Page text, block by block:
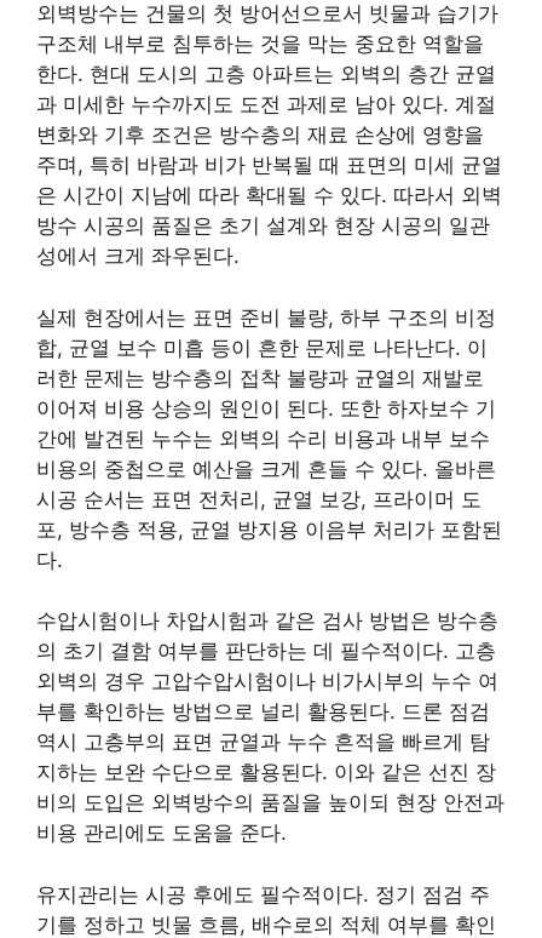
외벽방수는 건물의 첫 방어선으로서 빗물과 습기가
구조체 내부로 침투하는 것을 막는 중요한 역할을
한다. 현대 도시의 고층 아파트는 외벽의 층간 균열
과 미세한 누수까지도 도전 과제로 남아 있다. 계절
변화와 기후 조건은 방수층의 재료 손상에 영향을
주며, 특히 바람과 비가 반복될 때 표면의 미세 균열
은 시간이 지남에 따라 확대될 수 있다. 따라서 외벽
방수 시공의 품질은 초기 설계와 현장 시공의 일관
성에서 크게 좌우된다.
실제 현장에서는 표면 준비 불량, 하부 구조의 비정
합, 균열 보수 미흡 등이 흔한 문제로 나타난다. 이
러한 문제는 방수층의 접착 불량과 균열의 재발로
이어져 비용 상승의 원인이 된다. 또한 하자보수 기
간에 발견된 누수는 외벽의 수리 비용과 내부 보수
비용의 중첩으로 예산을 크게 흔들 수 있다. 올바른
시공 순서는 표면 전처리, 균열 보강, 프라이머 도
포, 방수층 적용, 균열 방지용 이음부 처리가 포함된
다.
수압시험이나 차압시험과 같은 검사 방법은 방수층
의 초기 결함 여부를 판단하는 데 필수적이다. 고층
외벽의 경우 고압수압시험이나 비가시부의 누수 여
부를 확인하는 방법으로 널리 활용된다. 드론 점검
역시 고층부의 표면 균열과 누수 흔적을 빠르게 탐
지하는 보완 수단으로 활용된다. 이와 같은 선진 장
비의 도입은 외벽방수의 품질을 높이되 현장 안전과
비용 관리에도 도움을 준다.
유지관리는 시공 후에도 필수적이다. 정기 점검 주
기를 정하고 빗물 흐름, 배수로의 적체 여부를 확인